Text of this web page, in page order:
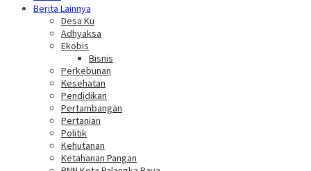
Berita Lainnya
Desa Ku
Adhyaksa
Ekobis
Bisnis
Perkebunan
Kesehatan
Pendidikan
Pertambangan
Pertanian
Politik
Kehutanan
Ketahanan Pangan